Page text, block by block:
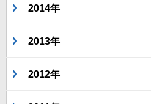
2014年
2013年
2012年